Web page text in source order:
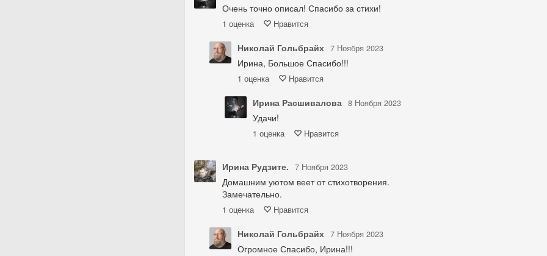
Очень точно описал! Спасибо за стихи!
1 оценка Нравится
Николай Гольбрайх 7 Ноября 2023
Ирина, Большое Спасибо!!!
1 оценка Нравится
Ирина Расшивалова 8 Ноября 2023
Удачи!
1 оценка Нравится
Ирина Рудзите. 7 Ноября 2023
Домашним уютом веет от стихотворения.
Замечательно.
1 оценка Нравится
Николай Гольбрайх 7 Ноября 2023
Огромное Спасибо, Ирина!!!